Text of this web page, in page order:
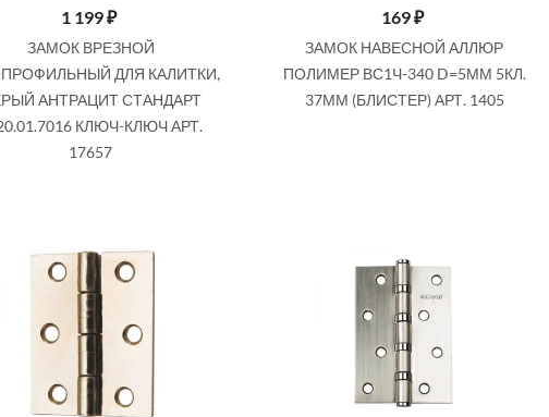
Купить
Купить
1 199₽
ЗАМОК ВРЕЗНОЙ
ДЛЯ КАЛИТКИ,
АНТРАЦИТ СТАНДАРТ
КЛЮЧ-КЛЮЧ АРТ.
17657
169₽
ЗАМОК НАВЕСНОЙ АЛЛЮР
ПОЛИМЕР ВС1Ч-340 D=5ММ 5КЛ.
37ММ (БЛИСТЕР) АРТ. 1405